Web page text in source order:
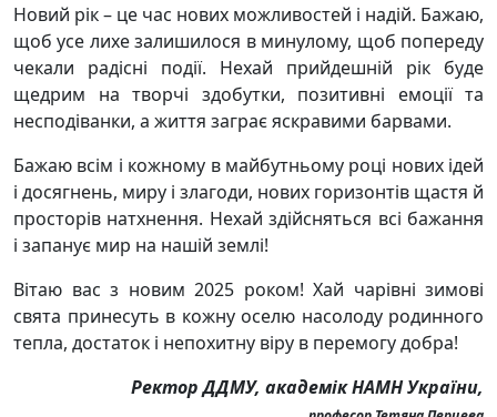
Новий рік – це час нових можливостей і надій. Бажаю,
щоб усе лихе залишилося в минулому, щоб попереду
чекали радісні події. Нехай прийдешній рік буде
щедрим на творчі здобутки, позитивні емоції та
несподіванки, а життя заграє яскравими барвами.
Бажаю всім і кожному в майбутньому році нових ідей
і досягнень, миру і злагоди, нових горизонтів щастя й
просторів натхнення. Нехай здійсняться всі бажання
і запанує мир на нашій землі!
Вітаю вас з новим 2025 роком! Хай чарівні зимові
свята принесуть в кожну оселю насолоду родинного
тепла, достаток і непохитну віру в перемогу добра!
Ректор ДДМУ, академік НАМН України,